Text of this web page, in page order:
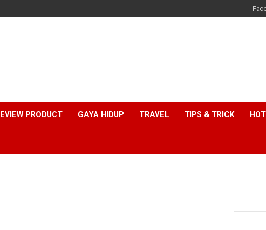
PRODUCT GAYA HIDUP TRAVEL TIPS & TRICK